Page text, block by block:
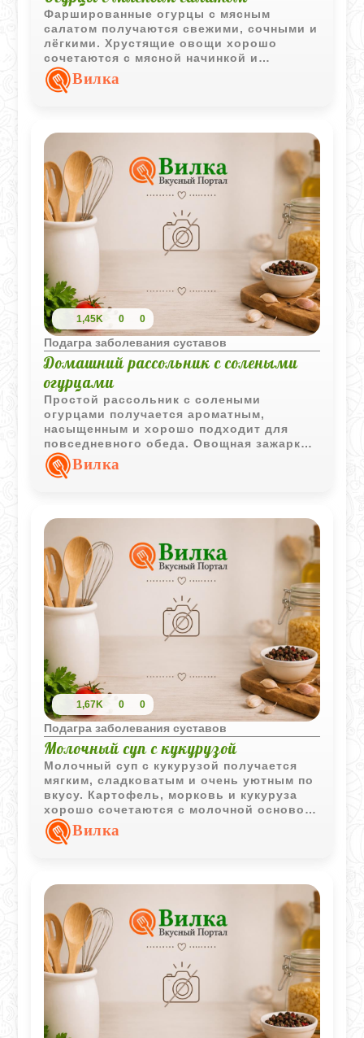
Фаршированные огурцы с мясным
салатом получаются свежими, сочными и
лёгкими. Хрустящие овощи хорошо
сочетаются с мясной начинкой и
сметанной заправкой.
Вилка
1,45K 0 0
Подагра заболевания суставов
Домашний рассольник с солеными
огурцами
Простой рассольник с солеными
огурцами получается ароматным,
насыщенным и хорошо подходит для
повседневного обеда. Овощная зажарка
и сметана делают вкус более мягким и
сбалансированным.
Вилка
1,67K 0 0
Подагра заболевания суставов
Молочный суп с кукурузой
Молочный суп с кукурузой получается
мягким, сладковатым и очень уютным по
вкусу. Картофель, морковь и кукуруза
хорошо сочетаются с молочной основой
и делают блюдо сытным.
Вилка